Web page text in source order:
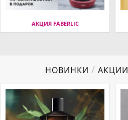
АКЦИЯ FABERLIC
НОВИНКИ / АКЦИИ